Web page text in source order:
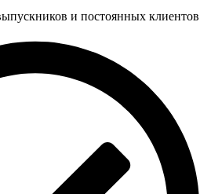
и постоянных клиентов